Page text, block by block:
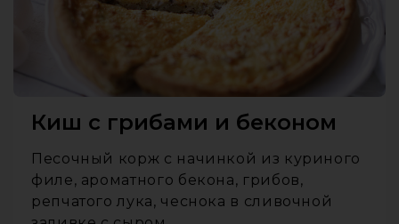
Киш с грибами и беконом
Песочный корж с начинкой из куриного
филе, ароматного бекона, грибов,
репчатого лука, чеснока в сливочной